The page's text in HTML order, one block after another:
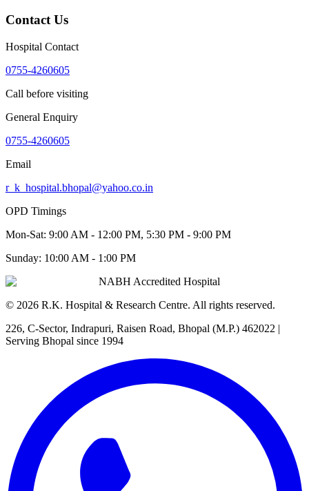
Contact Us
Hospital Contact
0755-4260605
Call before visiting
General Enquiry
0755-4260605
Email
r_k_hospital.bhopal@yahoo.co.in
OPD Timings
Mon-Sat: 9:00 AM - 12:00 PM, 5:30 PM - 9:00 PM
Sunday: 10:00 AM - 1:00 PM
NABH Accredited Hospital
© 2026 R.K. Hospital & Research Centre. All rights reserved.
226, C-Sector, Indrapuri, Raisen Road, Bhopal (M.P.) 462022 |
Serving Bhopal since 1994